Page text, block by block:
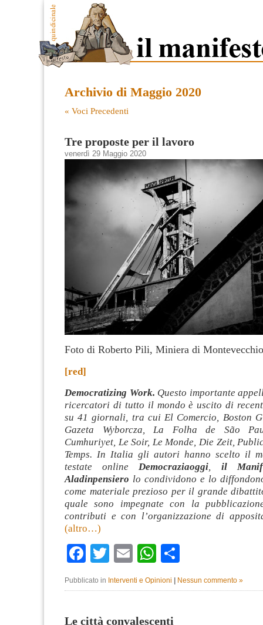
Archivio di Maggio 2020
« Voci Precedenti
Tre proposte per il lavoro
venerdì 29 Maggio 2020
Foto di Roberto Pili, Miniera di Montevecchio
[red]
Democratizing Work. Questo importante
ricercatori di tutto il mondo è uscito di
su 41 giornali, tra cui El Comercio, Boston
Gazeta Wyborcza, La Folha de São
Cumhuriyet, Le Soir, Le Monde, Die Zeit,
Temps. In Italia gli autori hanno scelto il
testate onlineDemocraziaoggi, il
Aladinpensiero lo condividono e lo
come materiale prezioso per il grande
quale sono impegnate con la
contributi e con l’organizzazione di
(altro…)
Facebook
TwitterEmailWhatsApp
Pubblicato in Interventi e Opinioni Nessun commento »
Le città convalescenti